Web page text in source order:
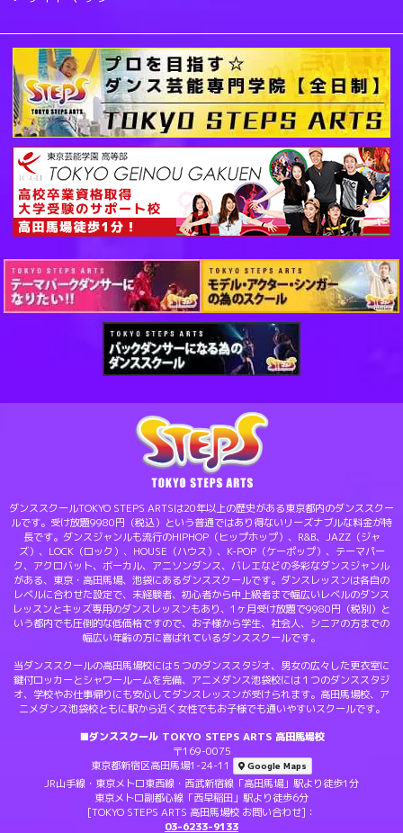
ダンススクールTOKYO STEPS ARTSは20年以上の歴史がある東京都内のダンススクー
ルです。受け放題9980円（税込）という普通ではあり得ないリーズナブルな料金が特
長です。ダンスジャンルも流行のHIPHOP（ヒップホップ）、R&B、JAZZ（ジャ
ズ）、LOCK（ロック）、HOUSE（ハウス）、K-POP（ケーポップ）、テーマパー
ク、アクロバット、ボーカル、アニソンダンス、バレエなどの多彩なダンスジャンル
がある、東京・高田馬場、池袋にあるダンススクールです。ダンスレッスンは各自の
レベルに合わせた設定で、未経験者、初心者から中上級者まで幅広いレベルのダンス
レッスンとキッズ専用のダンスレッスンもあり、1ヶ月受け放題で9980円（税別）と
いう都内でも圧倒的な低価格ですので、お子様から学生、社会人、シニアの方までの
幅広い年齢の方に喜ばれているダンススクールです。
当ダンススクールの高田馬場校には５つのダンススタジオ、男女の広々した更衣室に
鍵付ロッカーとシャワールームを完備、アニメダンス池袋校には１つのダンススタジ
オ、学校やお仕事帰りにも安心してダンスレッスンが受けられます。高田馬場校、ア
ニメダンス池袋校ともに駅から近く女性でもお子様でも通いやすいスクールです。
■ダンススクール TOKYO STEPS ARTS 高田馬場校
〒169-0075
東京都新宿区高田馬場1-24-11
Google Maps
JR山手線・東京メトロ東西線・西武新宿線「高田馬場」駅より徒歩1分
東京メトロ副都心線「西早稲田」駅より徒歩6分
[TOKYO STEPS ARTS 高田馬場校 お問い合わせ]：
03-6233-9133